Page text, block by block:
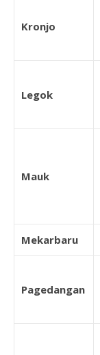
Kronjo
Legok
Mauk
Mekarbaru
Pagedangan